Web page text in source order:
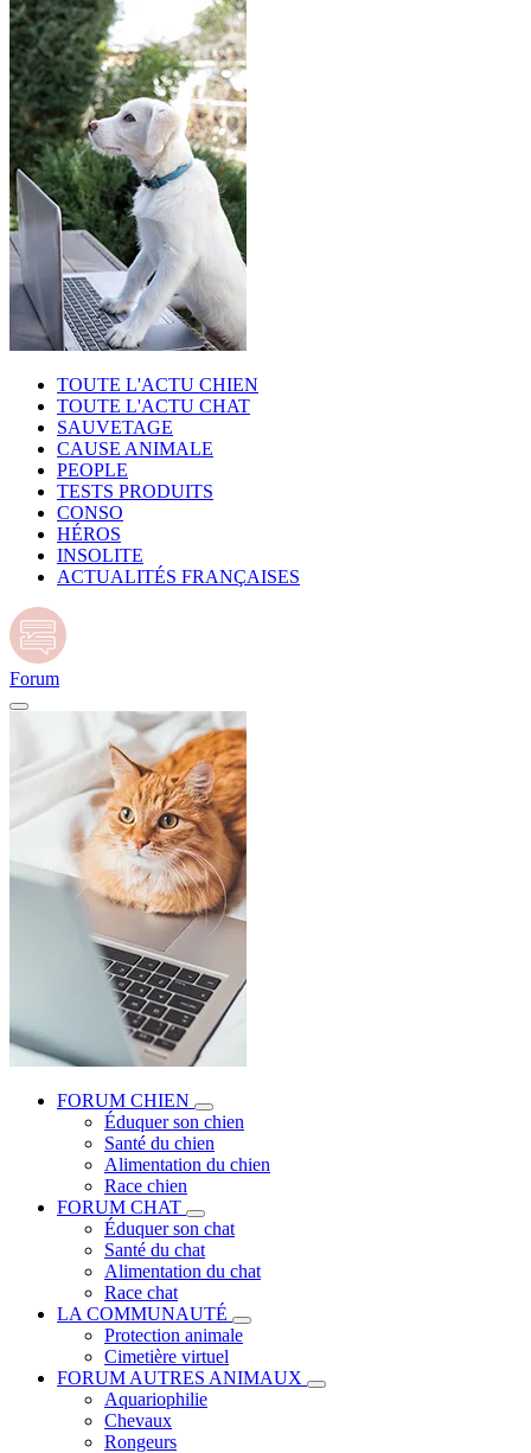
TOUTE L'ACTU CHIEN
TOUTE L'ACTU CHAT
SAUVETAGE
CAUSE ANIMALE
PEOPLE
TESTS PRODUITS
CONSO
HÉROS
INSOLITE
ACTUALITÉS FRANÇAISES
Forum
FORUM CHIEN
Éduquer son chien
Santé du chien
Alimentation du chien
Race chien
FORUM CHAT
Éduquer son chat
Santé du chat
Alimentation du chat
Race chat
LA COMMUNAUTÉ
Protection animale
Cimetière virtuel
FORUM AUTRES ANIMAUX
Aquariophilie
Chevaux
Rongeurs